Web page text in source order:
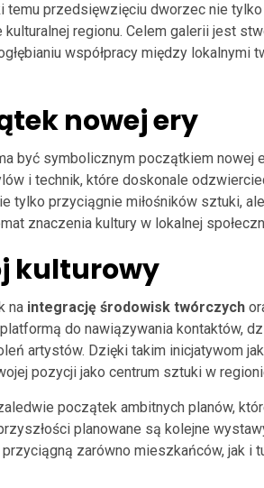
temu przedsięwzięciu dworzec nie
regionu. Celem galerii jest
współpracy między lokalnymi
nowej ery
być symbolicznym początkiem nowej
i technik, które doskonale
tylko przyciągnie miłośników sztuki,
znaczenia kultury w lokalnej
kulturowy
na integrację środowisk twórczych
do nawiązywania kontaktów,
artystów. Dzięki takim inicjatywom
pozycji jako centrum sztuki w
początek ambitnych planów,
planowane są kolejne
zarówno mieszkańców, jak i